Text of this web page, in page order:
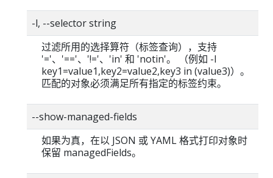
-l, --selector string
过滤所用的选择算符（标签查询），支持
'='、'=='、'!='、'in' 和 'notin'。 （例如 -l
key1=value1,key2=value2,key3 in (value3)）。
匹配的对象必须满足所有指定的标签约束。
--show-managed-fields
如果为真，在以 JSON 或 YAML 格式打印对象时
保留 managedFields。